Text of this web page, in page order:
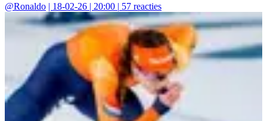
@Ronaldo | 18-02-26 | 20:00 | 57 reacties